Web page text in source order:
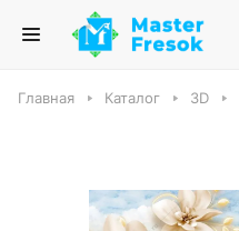
Главная Каталог 3D